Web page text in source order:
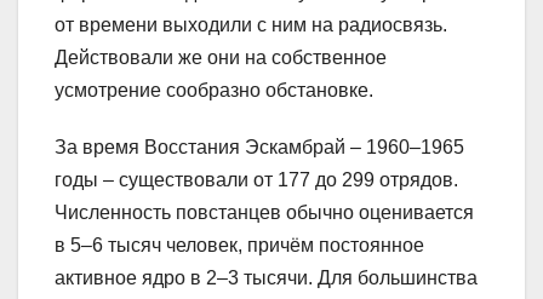
от времени выходили с ним на радиосвязь.
Действовали же они на собственное
усмотрение сообразно обстановке.
За время Восстания Эскамбрай – 1960–1965
годы – существовали от 177 до 299 отрядов.
Численность повстанцев обычно оценивается
в 5–6 тысяч человек, причём постоянное
активное ядро в 2–3 тысячи. Для большинства